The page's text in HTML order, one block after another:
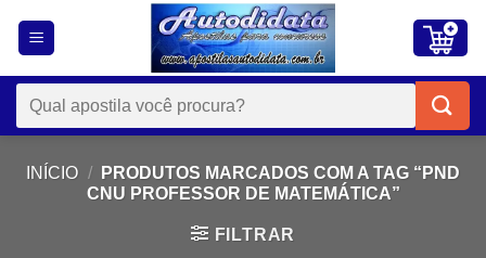
Pesquisar
por:
INÍCIO /
PRODUTOS MARCADOS COM A TAG “PND
CNU PROFESSOR DE MATEMÁTICA”
FILTRAR